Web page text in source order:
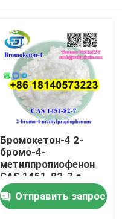
Бромокетон-4 2-
бромо-4-
метилпропиофенон
CAS 1451-82-7 с
высокой чистотой
Отправить запрос